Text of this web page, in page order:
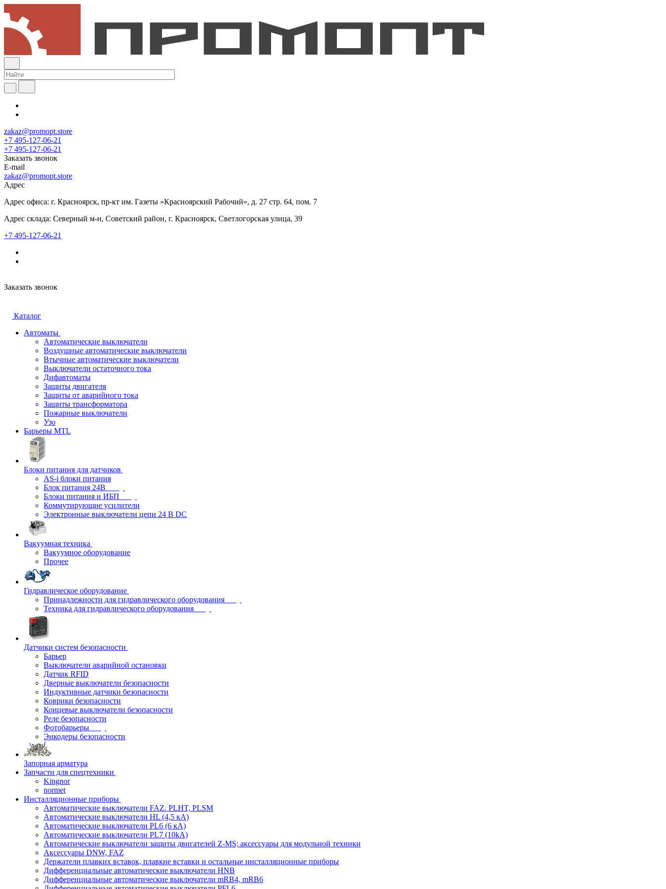
zakaz@promopt.store
+7 495-127-06-21
+7 495-127-06-21
Заказать звонок
E-mail
zakaz@promopt.store
Адрес
Адрес офиса: г. Красноярск, пр-кт им. Газеты «Красноярский Рабочий», д. 27 стр. 64, пом. 7
Адрес склада: Северный м-н, Советский район, г. Красноярск, Светлогорская улица, 39
+7 495-127-06-21
Заказать звонок
Каталог
Автоматы
Автоматические выключатели
Воздушные автоматические выключатели
Втычные автоматические выключатели
Выключатели остаточного тока
Дифавтоматы
Защиты двигателя
Защиты от аварийного тока
Защиты трансформатора
Пожарные выключатели
Узо
Барьеры MTL
Блоки питания для датчиков
AS-i блоки питания
Блок питания 24В
Блоки питания и ИБП
Коммутирующие усилители
Электронные выключатели цепи 24 В DC
Вакуумная техника
Вакуумное оборудование
Прочее
Гидравлическое оборудование
Принадлежности для гидравлического оборудования
Техника для гидравлического оборудования
Датчики систем безопасности
Барьер
Выключатели аварийной остановки
Датчик RFID
Дверные выключатели безопасности
Индуктивные датчики безопасности
Коврики безопасности
Концевые выключатели безопасности
Реле безопасности
Фотобарьеры
Энкодеры безопасности
Запорная арматура
Запчасти для спецтехники
Kingnor
normet
Инсталляционные приборы
Автоматические выключатели FAZ. PLHT, PLSM
Автоматические выключатели HL (4,5 кА)
Автоматические выключатели PL6 (6 кА)
Автоматические выключатели PL7 (10kA)
Автоматические выключатели защиты двигателей Z-MS; аксессуары для модульной техники
Аксессуары DNW, FAZ
Держатели плавких вставок, плавкие вставки и остальные инсталляционные приборы
Дифференциальные автоматические выключатели HNB
Дифференциальные автоматические выключатели mRB4, mRB6